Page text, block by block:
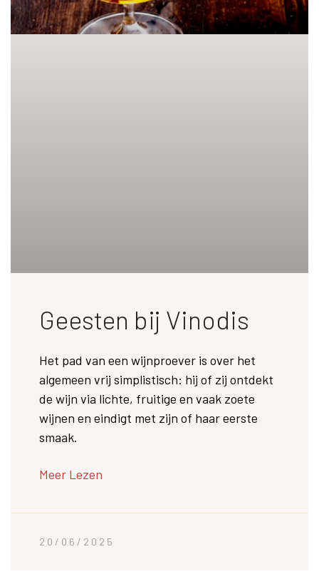
Geesten bij Vinodis
Het pad van een wijnproever is over het
algemeen vrij simplistisch: hij of zij ontdekt
de wijn via lichte, fruitige en vaak zoete
wijnen en eindigt met zijn of haar eerste
smaak.
Meer Lezen
20/06/2025